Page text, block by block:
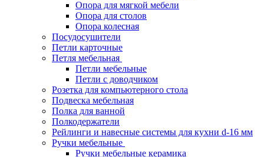
Опора для мягкой мебели
Опора для столов
Опора колесная
Посудосушители
Петли карточные
Петля мебельная
Петли мебельные
Петли с доводчиком
Розетка для компьютерного стола
Подвеска мебельная
Полка для ванной
Полкодержатели
Рейлинги и навесные системы для кухни d-16 мм
Ручки мебельные
Ручки мебельные керамика